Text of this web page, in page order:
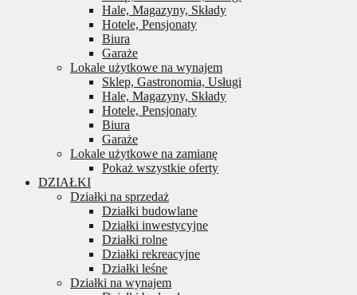
Hale, Magazyny, Składy
Hotele, Pensjonaty
Biura
Garaże
Lokale użytkowe na wynajem
Sklep, Gastronomia, Usługi
Hale, Magazyny, Składy
Hotele, Pensjonaty
Biura
Garaże
Lokale użytkowe na zamianę
Pokaż wszystkie oferty
DZIAŁKI
Działki na sprzedaż
Działki budowlane
Działki inwestycyjne
Działki rolne
Działki rekreacyjne
Działki leśne
Działki na wynajem